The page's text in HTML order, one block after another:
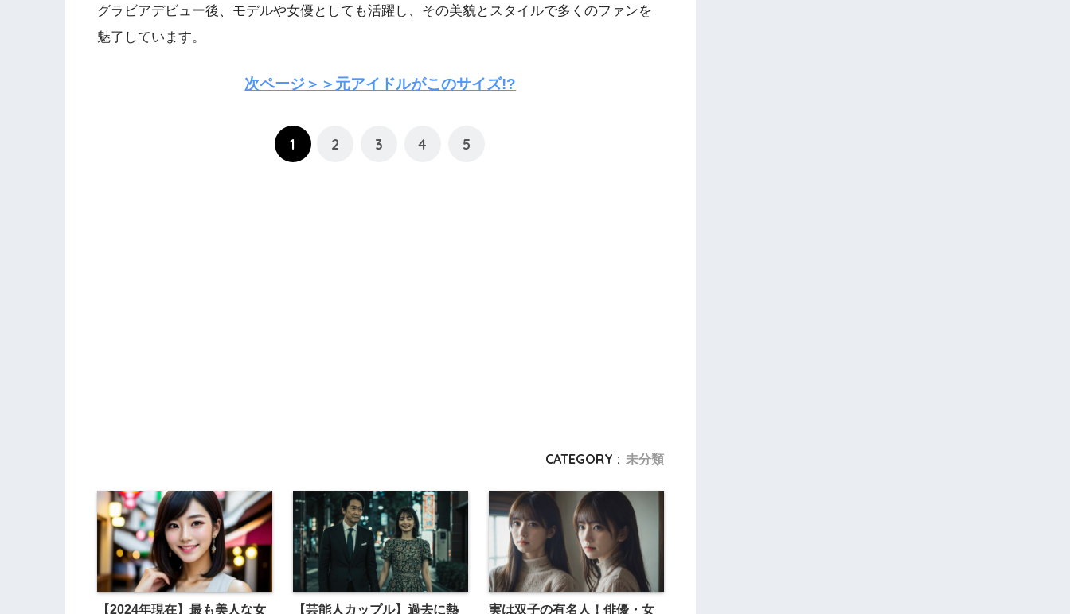
グラビアデビュー後、モデルや女優としても活躍し、その美貌とスタイルで多くのファンを
魅了しています。
次ページ＞＞元アイドルがこのサイズ!?
1 2 3 4 5
CATEGORY : 未分類
【2024年現在】最も美人な女 【芸能人カップル】過去に熱 実は双子の有名人！俳優・女